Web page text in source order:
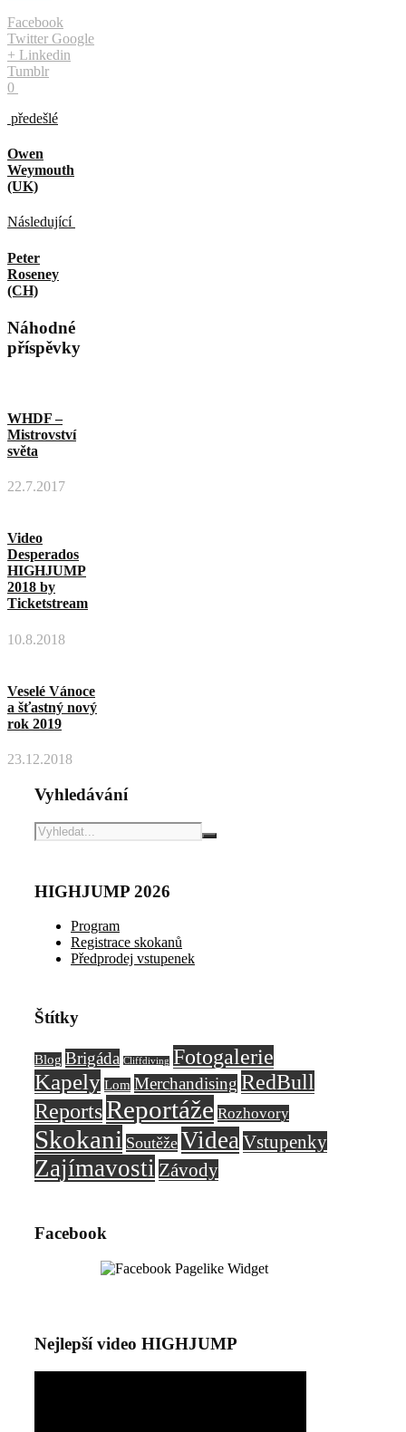
Facebook
Twitter Google
+ Linkedin
Tumblr
0
předešlé
Owen
Weymouth
(UK)
Následující
Peter
Roseney
(CH)
Náhodné
příspěvky
WHDF –
Mistrovství
světa
22.7.2017
Video
Desperados
HIGHJUMP
2018 by
Ticketstream
10.8.2018
Veselé Vánoce
a šťastný nový
rok 2019
23.12.2018
Vyhledávání
HIGHJUMP 2026
Program
Registrace skokanů
Předprodej vstupenek
Štítky
Blog Brigáda Cliffdiving Fotogalerie
Kapely Lom Merchandising RedBull
ReportsReportáže Rozhovory
Skokani Soutěže VideaVstupenky
Zajímavosti Závody
Facebook
Nejlepší video HIGHJUMP